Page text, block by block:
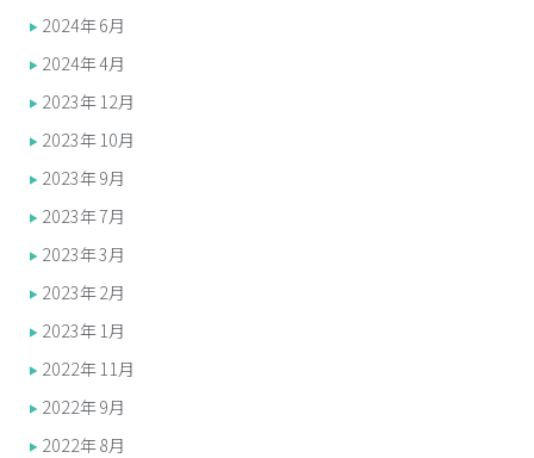
2024年6月
2024年4月
2023年12月
2023年10月
2023年9月
2023年7月
2023年3月
2023年2月
2023年1月
2022年11月
2022年9月
2022年8月